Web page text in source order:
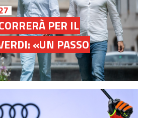
PER IL
«UN PASSO